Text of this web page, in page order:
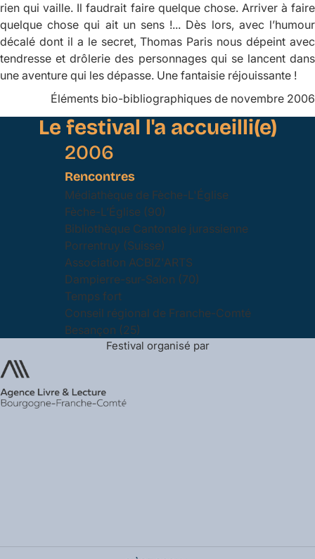
rien qui vaille. Il faudrait faire quelque chose. Arriver à faire
quelque chose qui ait un sens !... Dès lors, avec l’humour
décalé dont il a le secret, Thomas Paris nous dépeint avec
tendresse et drôlerie des personnages qui se lancent dans
une aventure qui les dépasse. Une fantaisie réjouissante !
Éléments bio-bibliographiques de novembre 2006
Le festival l'a accueilli(e)
2006
Rencontres
Médiathèque de Fèche-L'Église
Fèche-L’Église (90)
Bibliothèque Cantonale jurassienne
Porrentruy (Suisse)
Association ACBIZ'ARTS
Dampierre-sur-Salon (70)
Temps fort
Conseil régional de Franche-Comté
Besançon (25)
Festival organisé par